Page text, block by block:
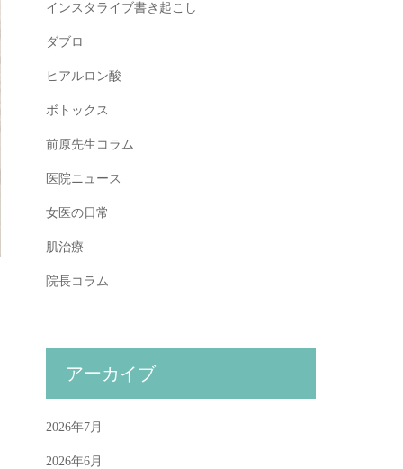
インスタライブ書き起こし
ダブロ
ヒアルロン酸
ボトックス
前原先生コラム
医院ニュース
女医の日常
肌治療
院長コラム
アーカイブ
2026年7月
2026年6月